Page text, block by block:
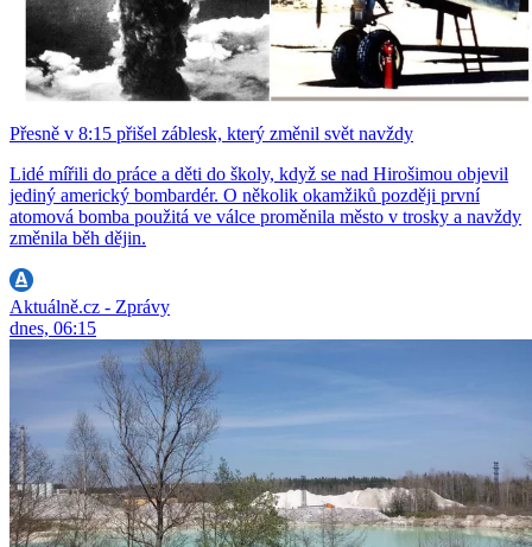
Přesně v 8:15 přišel záblesk, který změnil svět navždy
Lidé mířili do práce a děti do školy, když se nad Hirošimou objevil
jediný americký bombardér. O několik okamžiků později první
atomová bomba použitá ve válce proměnila město v trosky a navždy
změnila běh dějin.
Aktuálně.cz - Zprávy
dnes, 06:15